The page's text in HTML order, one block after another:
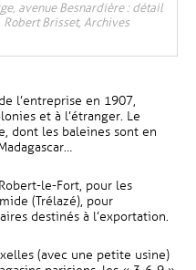
avenue Besnardière : détail
Brisset, Archives
l’entreprise en 1907,
et à l’étranger. Le
dont les baleines sont en
le-Fort, pour les
(Trélazé), pour
destinés à l’exportation.
(avec une petite usine)